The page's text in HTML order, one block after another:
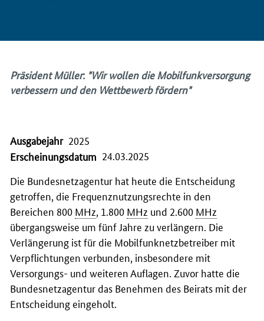
Präsident Müller: "Wir wollen die Mobilfunkversorgung
verbessern und den Wettbewerb fördern"
Ausgabejahr 2025
Erscheinungsdatum 24.03.2025
Die Bundesnetzagentur hat heute die Entscheidung
getroffen, die Frequenznutzungsrechte in den
Bereichen 800 MHz , 1.800 MHz und 2.600 MHz
übergangsweise um fünf Jahre zu verlängern. Die
Verlängerung ist für die Mobilfunknetzbetreiber mit
Verpflichtungen verbunden, insbesondere mit
Versorgungs- und weiteren Auflagen. Zuvor hatte die
Bundesnetzagentur das Benehmen des Beirats mit der
Entscheidung eingeholt.